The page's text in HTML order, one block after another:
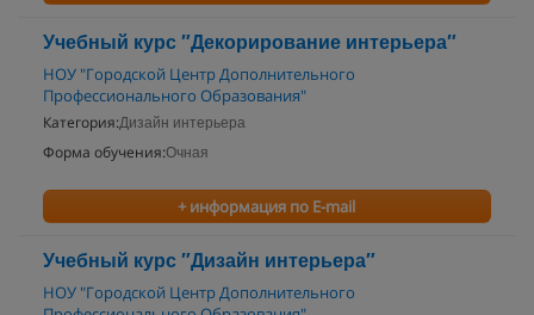
Учебный курс ″Декорирование интерьера″
НОУ "Городской Центр Дополнительного
Профессионального Образования"
Категория:Дизайн интерьера
Форма обучения:Очная
+ информация по E-mail
Учебный курс ″Дизайн интерьера″
НОУ "Городской Центр Дополнительного